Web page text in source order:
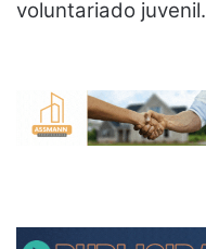
voluntariado juvenil.